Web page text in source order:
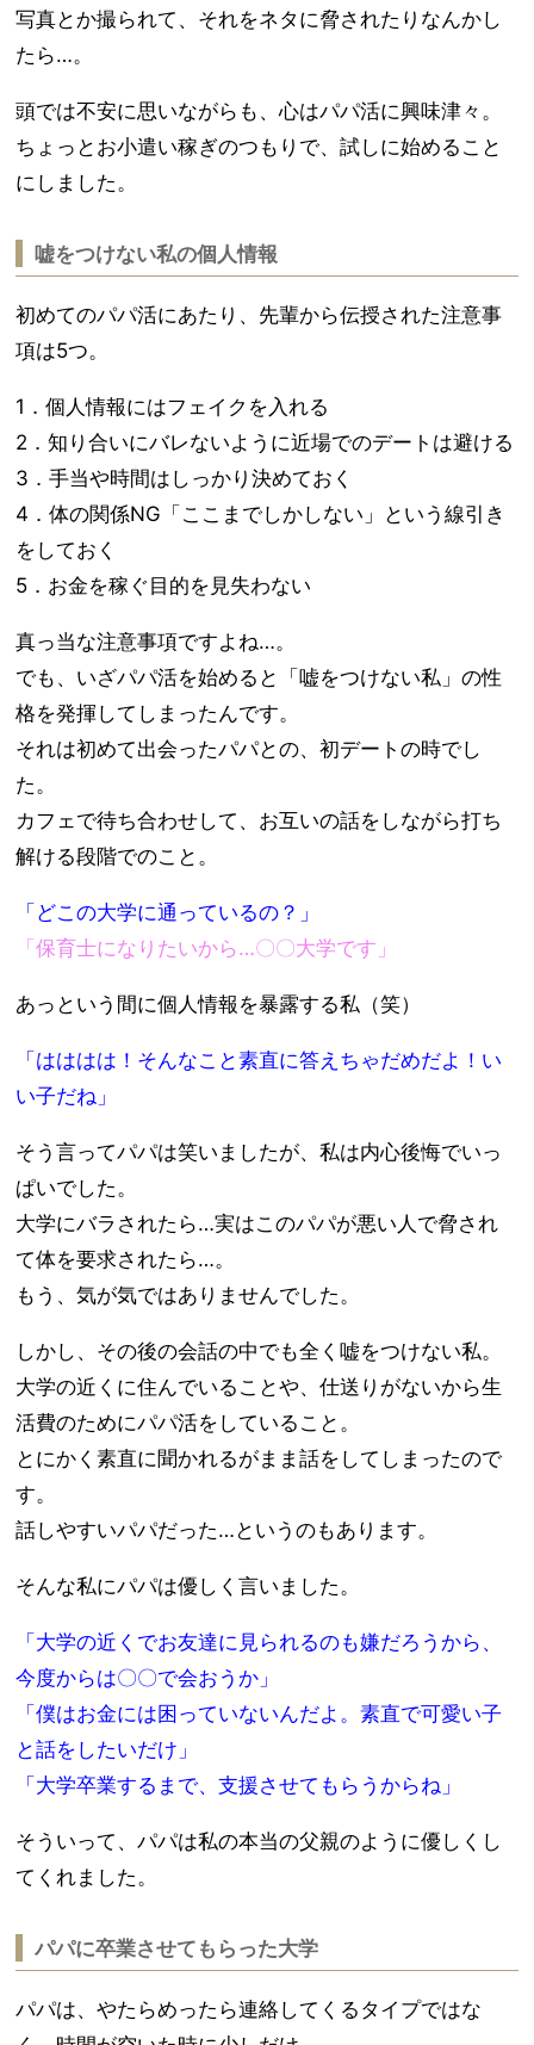
写真とか撮られて、それをネタに脅されたりなんかし
たら…。
頭では不安に思いながらも、心はパパ活に興味津々。
ちょっとお小遣い稼ぎのつもりで、試しに始めること
にしました。
嘘をつけない私の個人情報
初めてのパパ活にあたり、先輩から伝授された注意事
項は5つ。
1．個人情報にはフェイクを入れる
2．知り合いにバレないように近場でのデートは避ける
3．手当や時間はしっかり決めておく
4．体の関係NG「ここまでしかしない」という線引き
をしておく
5．お金を稼ぐ目的を見失わない
真っ当な注意事項ですよね…。
でも、いざパパ活を始めると「嘘をつけない私」の性
格を発揮してしまったんです。
それは初めて出会ったパパとの、初デートの時でし
た。
カフェで待ち合わせして、お互いの話をしながら打ち
解ける段階でのこと。
「どこの大学に通っているの？」
「保育士になりたいから…〇〇大学です」
あっという間に個人情報を暴露する私（笑）
「はははは！そんなこと素直に答えちゃだめだよ！い
い子だね」
そう言ってパパは笑いましたが、私は内心後悔でいっ
ぱいでした。
大学にバラされたら…実はこのパパが悪い人で脅され
て体を要求されたら…。
もう、気が気ではありませんでした。
しかし、その後の会話の中でも全く嘘をつけない私。
大学の近くに住んでいることや、仕送りがないから生
活費のためにパパ活をしていること。
とにかく素直に聞かれるがまま話をしてしまったので
す。
話しやすいパパだった…というのもあります。
そんな私にパパは優しく言いました。
「大学の近くでお友達に見られるのも嫌だろうから、
今度からは〇〇で会おうか」
「僕はお金には困っていないんだよ。素直で可愛い子
と話をしたいだけ」
「大学卒業するまで、支援させてもらうからね」
そういって、パパは私の本当の父親のように優しくし
てくれました。
パパに卒業させてもらった大学
パパは、やたらめったら連絡してくるタイプではな